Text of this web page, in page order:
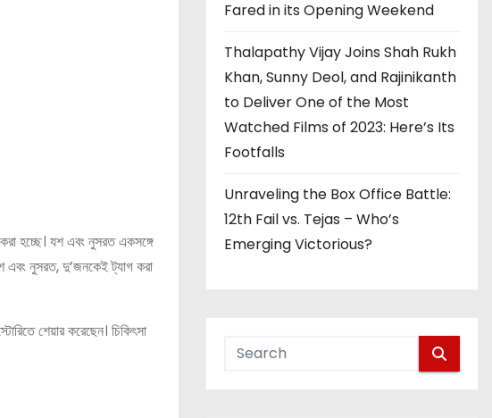
হচ্ছে। যশ এবং নুসরত একসঙ্গে
এবং নুসরত, দু’জনকেই ট্যাগ করা
শেয়ার করেছেন। চিকিৎসা
Fared in its Opening Weekend
Thalapathy Vijay Joins Shah Rukh
Khan, Sunny Deol, and Rajinikanth
to Deliver One of the Most
Watched Films of 2023: Here’s Its
Footfalls
Unraveling the Box Office Battle:
12th Fail vs. Tejas – Who’s
Emerging Victorious?